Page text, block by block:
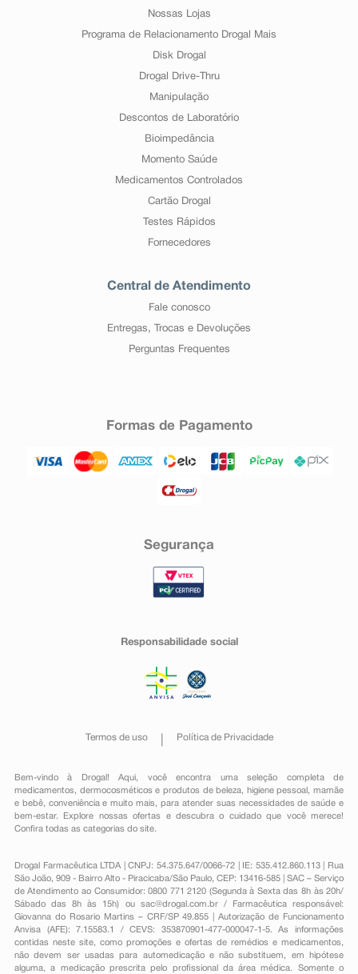
Nossas Lojas
Programa de Relacionamento Drogal Mais
Disk Drogal
Drogal Drive-Thru
Manipulação
Descontos de Laboratório
Bioimpedância
Momento Saúde
Medicamentos Controlados
Cartão Drogal
Testes Rápidos
Fornecedores
Central de Atendimento
Fale conosco
Entregas, Trocas e Devoluções
Perguntas Frequentes
Formas de Pagamento
Segurança
Responsabilidade social
Termos de uso Política de Privacidade
Bem-vindo à Drogal! Aqui, você encontra uma seleção completa de
medicamentos , dermocosméticos e produtos de beleza, higiene pessoal ,mamãe
e bebê, conveniênciae muito mais, para atender suas necessidades de saúde e
bem-estar. Explore nossas ofertas e descubra o cuidado que você merece!
Confira todas as categorias do site.
Drogal Farmacêutica LTDA | CNPJ: 54.375.647/0066-72 | IE: 535.412.860.113 | Rua
São João, 909 - Bairro Alto - Piracicaba/São Paulo, CEP: 13416-585 | SAC – Serviço
de Atendimento ao Consumidor: 0800 771 2120 (Segunda à Sexta das 8h às 20h/
Sábado das 8h às 15h) ou sac@drogal.com.br/ Farmacêutica responsável:
Giovanna do Rosario Martins – CRF/SP 49.855 | Autorização de Funcionamento
Anvisa (AFE): 7.15583.1 / CEVS: 353870901-477-000047-1-5. As informações
contidas neste site, como promoções e ofertas de remédios e medicamentos,
não devem ser usadas para automedicação e não substituem, em hipótese
alguma, a medicação prescrita pelo profissional da área médica. Somente o